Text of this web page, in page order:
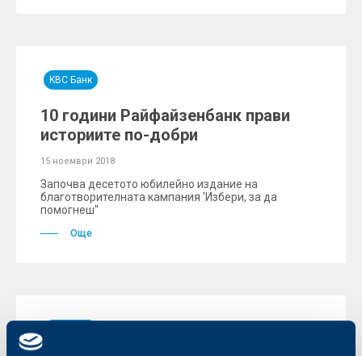
KBC Банк
10 години Райфайзенбанк прави
историите по-добри
15 ноември 2018
Започва десетото юбилейно издание на
благотворителната кампания 'Избери, за да
помогнеш"
Още